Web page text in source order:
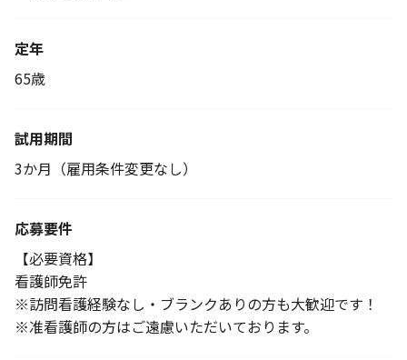
定年
65歳
試用期間
3か月（雇用条件変更なし）
応募要件
【必要資格】
看護師免許
※訪問看護経験なし・ブランクありの方も大歓迎です！
※准看護師の方はご遠慮いただいております。